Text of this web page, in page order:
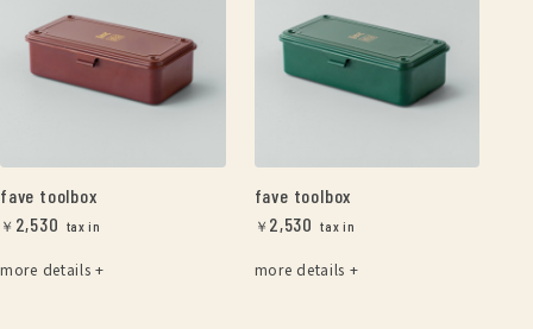
fave toolbox
￥ 2,530
more details +
fave toolbox
￥ 2,530
more details +